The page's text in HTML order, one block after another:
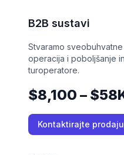
B2B sustavi
Stvaramo
operacija i poboljšanje
turoperatore.
$8,100 –
Kontaktirajte prodaju